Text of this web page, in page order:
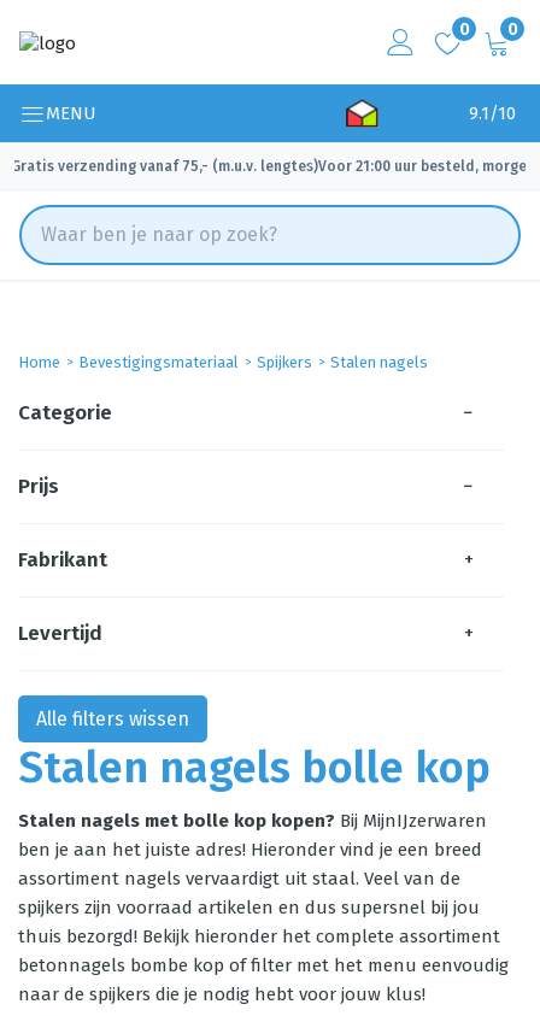
0 0
MENU 9.1/10
Gratis verzending vanaf 75,- (m.u.v. lengtes)
✓ Voor 21:00 uur besteld, morgen
Home Bevestigingsmateriaal Spijkers Stalen nagels
Stalen nagels bolle kop
Stalen nagels met bolle kop kopen? Bij MijnIJzerwaren
ben je aan het juiste adres! Hieronder vind je een breed
assortiment nagels vervaardigt uit staal. Veel van de
spijkers zijn voorraad artikelen en dus supersnel bij jou
thuis bezorgd! Bekijk hieronder het complete assortiment
betonnagels bombe kop of filter met het menu eenvoudig
naar de spijkers die je nodig hebt voor jouw klus!
Categorie −
Prijs −
Fabrikant +
Levertijd +
Alle filters wissen